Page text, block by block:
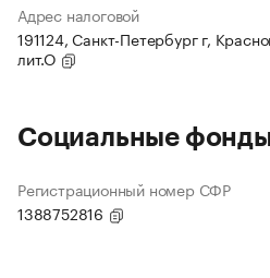
Адрес налоговой
191124, Санкт-Петербург г,
лит.О
Социальные
Регистрационный номер СФР
1388752816